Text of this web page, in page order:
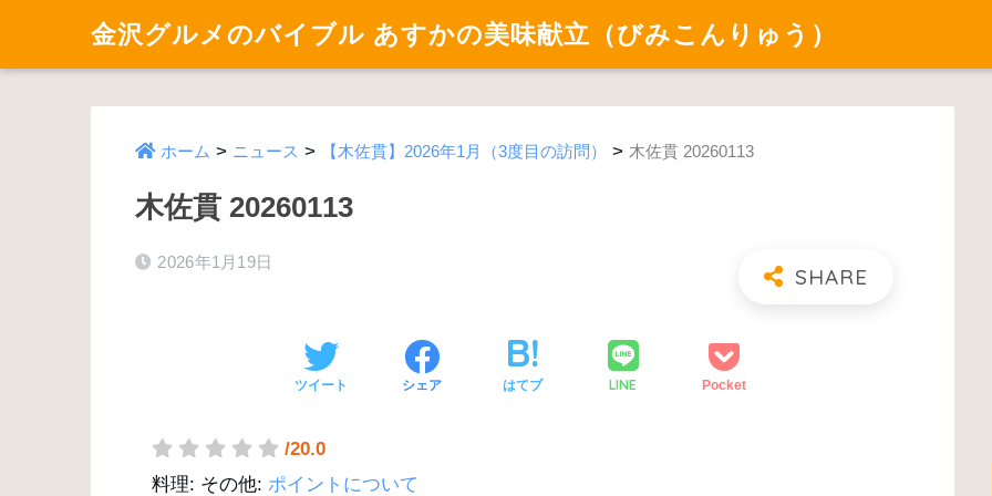
金沢グルメのバイブル あすかの美味献立（びみこんりゅう）
ホーム > ニュース > 【木佐貫】2026年1月（3度目の訪問） > 木佐貫 20260113
木佐貫 20260113
2026年1月19日
ツイート シェア はてブ LINE Pocket
/20.0
料理: その他: ポイントについて